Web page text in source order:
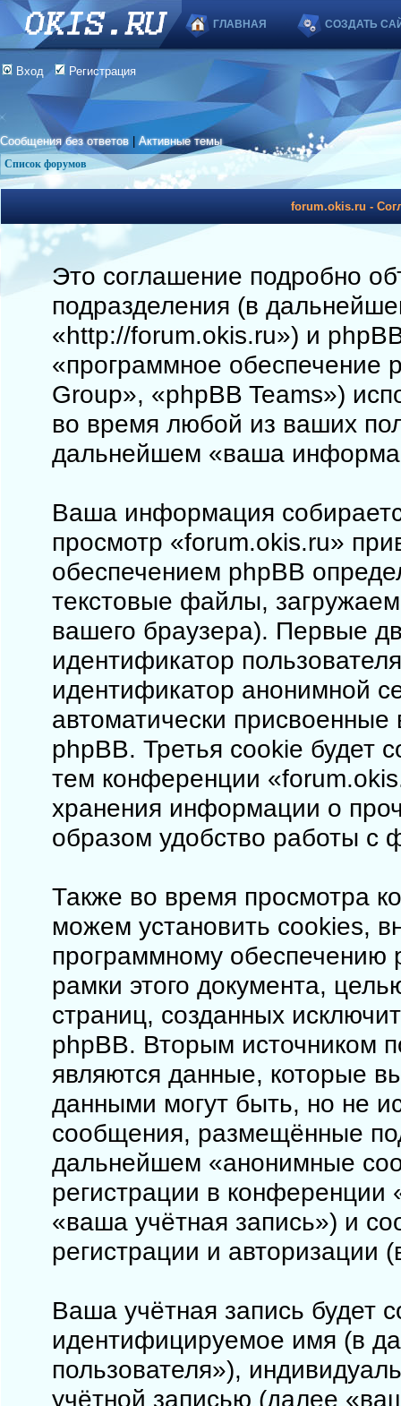
ГЛАВНАЯ СОЗДАТЬ
Вход Регистрация
Сообщения без ответов |Активные темы
Список форумов
forum.okis.ru -
Это соглашение подробно
подразделения (в
«http://forum.okis.ru») и
«программное обеспечение
Group», «phpBB Teams»)
во время любой из ваших
дальнейшем «ваша
Ваша информация
просмотр «forum.okis.ru»
обеспечением phpBB
текстовые файлы,
вашего браузера). Первые
идентификатор
идентификатор анонимной
автоматически
phpBB. Третья cookie будет
тем конференции
хранения информации о
образом удобство работы с
Также во время просмотра
можем установить cookies,
программному обеспечению
рамки этого документа,
страниц, созданных
phpBB. Вторым источником
являются данные, которые
данными могут быть, но не
сообщения, размещённые
дальнейшем «анонимные
регистрации в
«ваша учётная запись») и
регистрации и
Ваша учётная запись будет
идентифицируемое имя (в
пользователя»),
учётной записью (далее